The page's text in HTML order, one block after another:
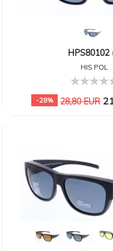
HPS80102
HIS POL
-28% 28,80 EUR